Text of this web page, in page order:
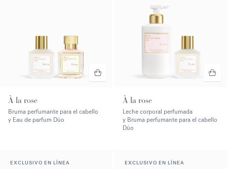
À la rose
Bruma perfumante para el cabello
y Eau de parfum Dúo
À la rose
Leche corporal perfumada
y Bruma perfumante para el cabello
Dúo
EXCLUSIVO EN LÍNEA EXCLUSIVO EN LÍNEA